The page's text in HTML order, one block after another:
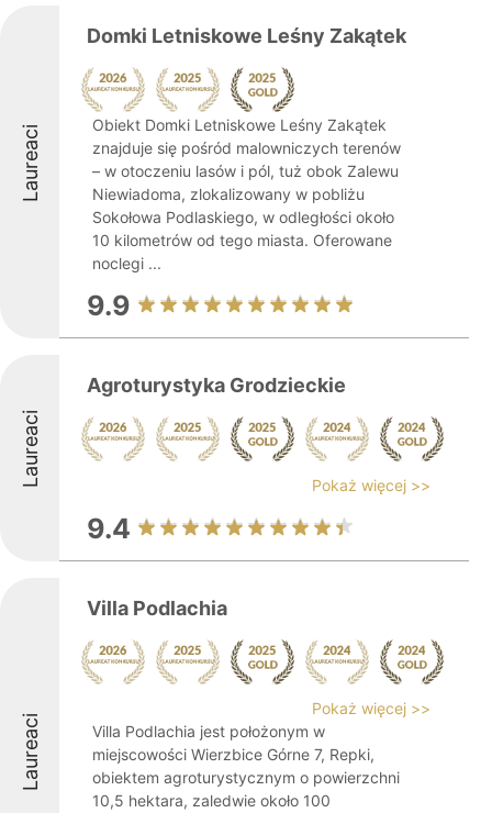
Laureaci
Domki Letniskowe Leśny Zakątek
Obiekt Domki Letniskowe Leśny Zakątek
znajduje się pośród malowniczych terenów
– w otoczeniu lasów i pól, tuż obok Zalewu
Niewiadoma, zlokalizowany w pobliżu
Sokołowa Podlaskiego, w odległości około
10 kilometrów od tego miasta. Oferowane
noclegi ...
9.9
Laureaci
Agroturystyka Grodzieckie
Pokaż więcej >>
9.4
Laureaci
Villa Podlachia
Pokaż więcej >>
Villa Podlachia jest położonym w
miejscowości Wierzbice Górne 7, Repki,
obiektem agroturystycznym o powierzchni
10,5 hektara, zaledwie około 100